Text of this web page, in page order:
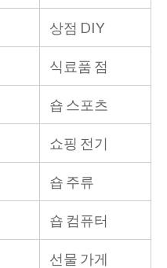
상점 DIY
식료품 점
숍 스포츠
쇼핑 전기
숍 주류
숍 컴퓨터
선물 가게